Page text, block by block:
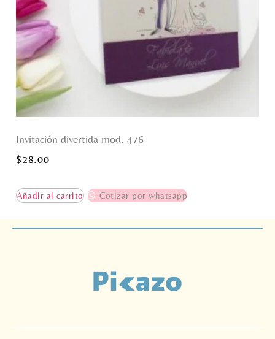
Invitación divertida mod. 476
$28.00
Añadir al carrito Cotizar por whatsapp